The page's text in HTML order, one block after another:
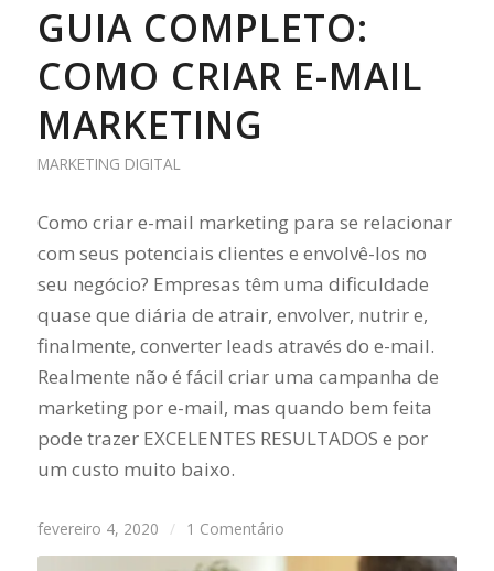
GUIA COMPLETO:
COMO CRIAR E-MAIL
MARKETING
MARKETING DIGITAL
Como criar e-mail marketing para se relacionar
com seus potenciais clientes e envolvê-los no
seu negócio? Empresas têm uma dificuldade
quase que diária de atrair, envolver, nutrir e,
finalmente, converter leads através do e-mail.
Realmente não é fácil criar uma campanha de
marketing por e-mail, mas quando bem feita
pode trazer EXCELENTES RESULTADOS e por
um custo muito baixo.
fevereiro 4, 2020 / 1 Comentário